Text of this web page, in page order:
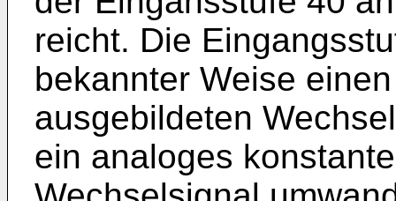
reicht. Die
bekannter Weise
ausgebildeten
ein analoges